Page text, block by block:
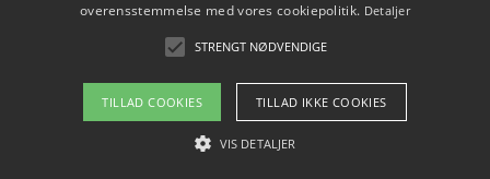
Om / kontakt
Blog Betingelser
overensstemmelse med vores cookiepolitik. Detaljer
STRENGT NØDVENDIGE
TILLAD COOKIES TILLAD IKKE COOKIES
VIS DETALJER